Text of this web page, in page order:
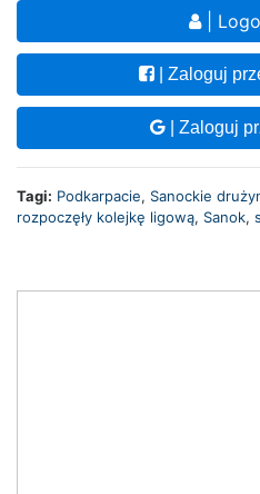
|
| Zaloguj
| Zaloguj
Tagi: Podkarpacie, Sanockie
rozpoczęły kolejkę ligową, Sanok,